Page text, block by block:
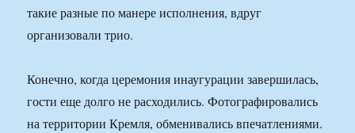
такие разные по манере исполнения, вдруг
организовали трио.
Конечно, когда церемония инаугурации завершилась,
гости еще долго не расходились. Фотографировались
на территории Кремля, обменивались впечатлениями.